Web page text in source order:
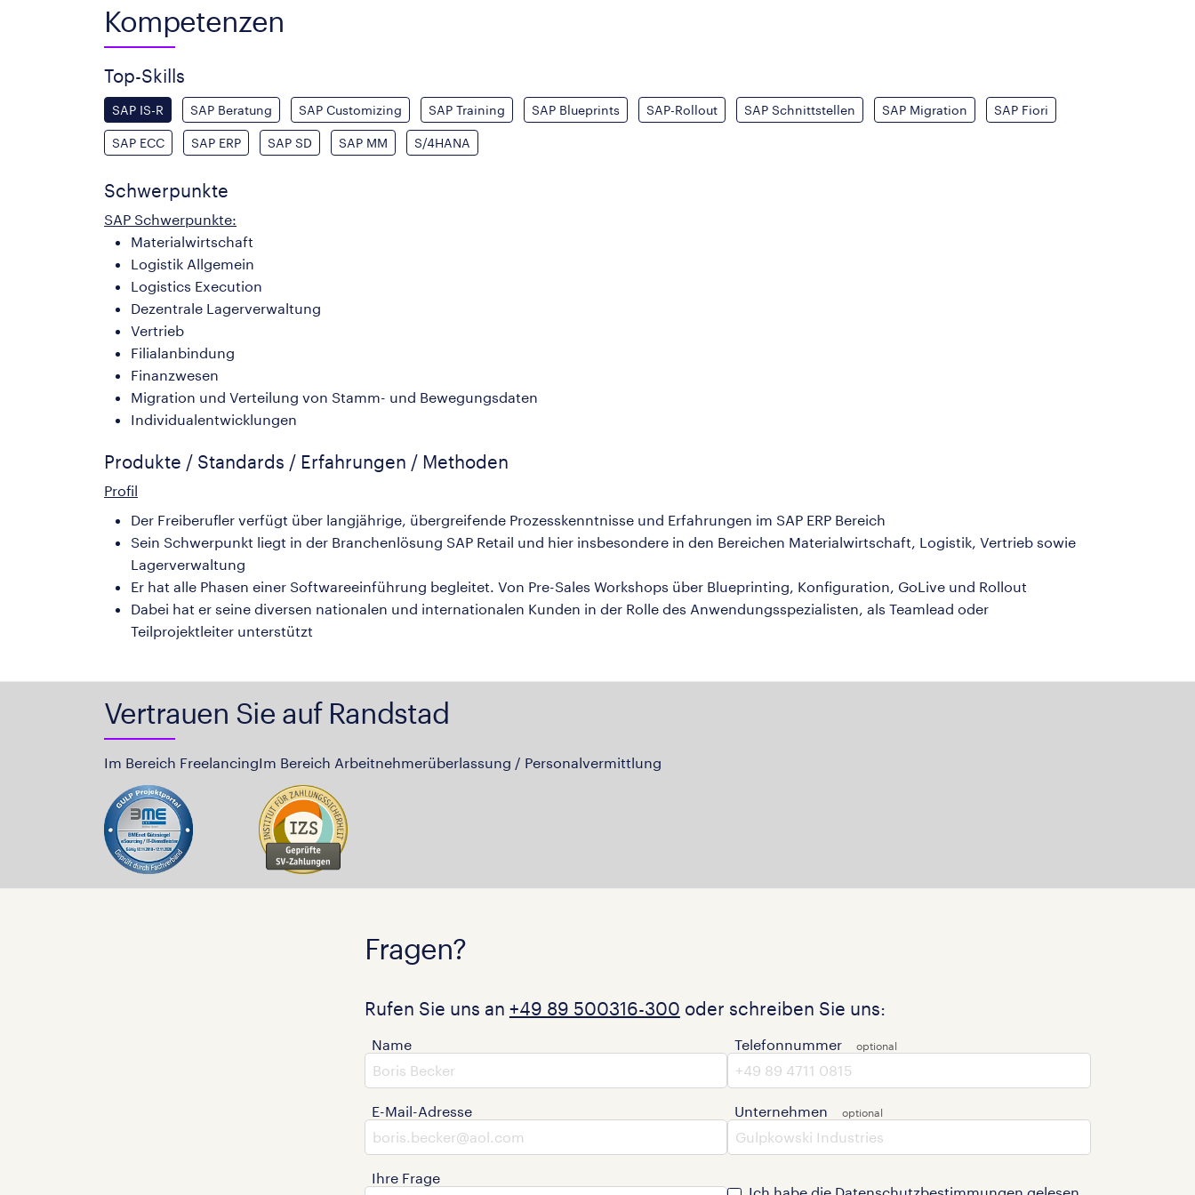
Kompetenzen
Top-Skills
SAP IS-R SAP Beratung SAP Customizing SAP Training SAP Blueprints SAP-Rollout SAP Schnittstellen SAP Migration SAP Fiori
SAP ECC SAP ERP SAP SD SAP MM S/4HANA
Schwerpunkte
SAP Schwerpunkte:
Materialwirtschaft
Logistik Allgemein
Logistics Execution
Dezentrale Lagerverwaltung
Vertrieb
Filialanbindung
Finanzwesen
Migration und Verteilung von Stamm- und Bewegungsdaten
Individualentwicklungen
Produkte / Standards / Erfahrungen / Methoden
Profil
Der Freiberufler verfügt über langjährige, übergreifende Prozesskenntnisse und Erfahrungen im SAP ERP Bereich
Sein Schwerpunkt liegt in der Branchenlösung SAP Retail und hier insbesondere in den Bereichen Materialwirtschaft, Logistik, Vertrieb sowie
Lagerverwaltung
Er hat alle Phasen einer Softwareeinführung begleitet. Von Pre-Sales Workshops über Blueprinting, Konfiguration, GoLive und Rollout
Dabei hat er seine diversen nationalen und internationalen Kunden in der Rolle des Anwendungsspezialisten, als Teamlead oder
Teilprojektleiter unterstützt
Vertrauen Sie auf Randstad
Im Bereich FreelancingIm Bereich Arbeitnehmerüberlassung / Personalvermittlung
Fragen?
Rufen Sie uns an +49 89 500316-300 oder schreiben Sie uns:
Name
E-Mail-Adresse
Ihre Frage
Telefonnummer
Unternehmen